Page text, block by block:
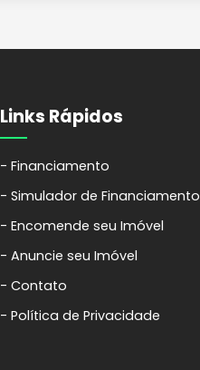
Links Rápidos
Financiamento
Simulador de Financiamento
Encomende seu Imóvel
Anuncie seu Imóvel
Contato
Política de Privacidade